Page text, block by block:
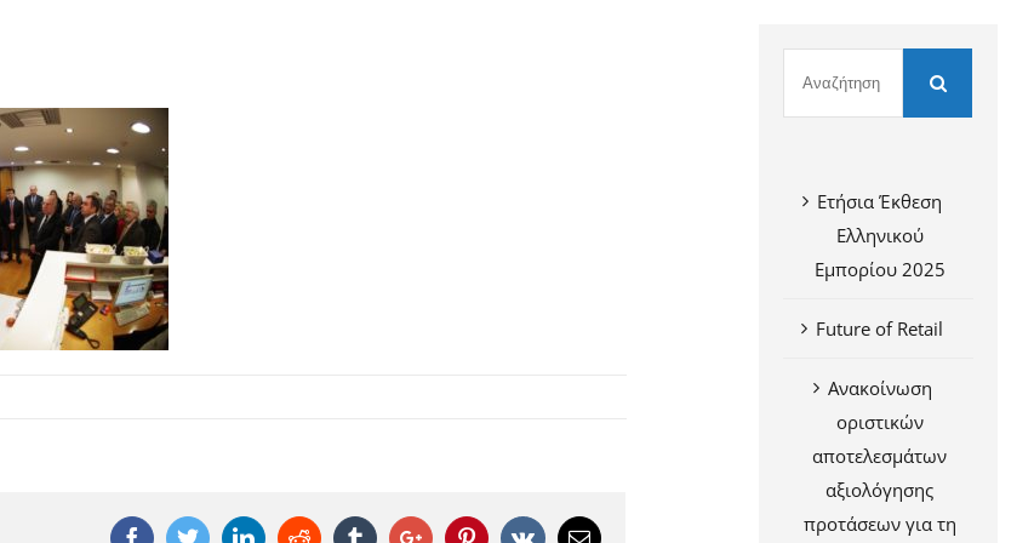
FacebookTwitterLinkedinReddit TumblrGoogle+PinterestVk Email
Ετήσια Έκθεση
Ελληνικού
Εμπορίου 2025
Future of Retail
Ανακοίνωση
οριστικών
αποτελεσμάτων
αξιολόγησης
προτάσεων για τη